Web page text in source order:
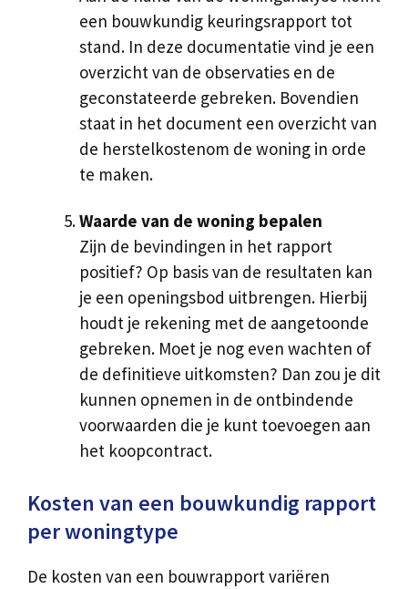
een bouwkundig keuringsrapport tot
stand. In deze documentatie vind je een
overzicht van de observaties en de
geconstateerde gebreken. Bovendien
staat in het document een overzicht van
de herstelkostenom de woning in orde
te maken.
Waarde van de woning bepalen
Zijn de bevindingen in het rapport
positief? Op basis van de resultaten kan
je een openingsbod uitbrengen. Hierbij
houdt je rekening met de aangetoonde
gebreken. Moet je nog even wachten of
de definitieve uitkomsten? Dan zou je dit
kunnen opnemen in de ontbindende
voorwaarden die je kunt toevoegen aan
het koopcontract.
Kosten van een bouwkundig rapport
per woningtype
De kosten van een bouwrapport variëren